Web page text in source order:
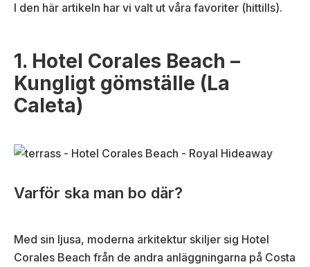
I den här artikeln har vi valt ut våra favoriter (hittills).
1. Hotel Corales Beach –
Kungligt gömställe (La
Caleta)
Varför ska man bo där?
Med sin ljusa, moderna arkitektur skiljer sig Hotel
Corales Beach från de andra anläggningarna på Costa